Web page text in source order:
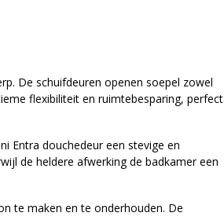
De schuifdeuren openen soepel zowel
flexibiliteit en ruimtebesparing, perfect
Entra douchedeur een stevige en
de heldere afwerking de badkamer een
te maken en te onderhouden. De